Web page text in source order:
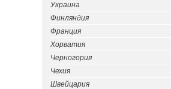
Украина
Финляндия
Франция
Хорватия
Черногория
Чехия
Швейцария